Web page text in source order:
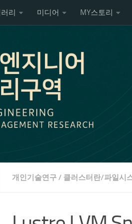
리 미디어 MY스토리
개인기술연구/ 클러스터란/파일시